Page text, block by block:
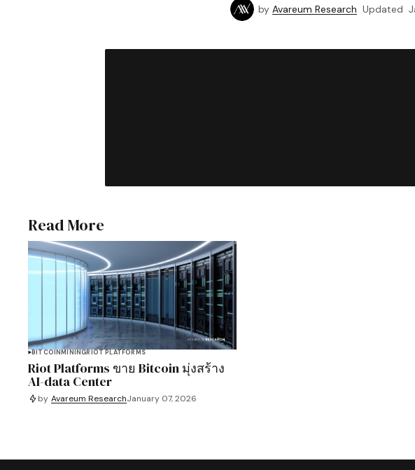
by Avareum Research Updated
Read More
BITCOIN MININGRIOT PLATFORMS
Riot Platforms ขาย Bitcoin มุ่งสร้าง
AI-data Center
by Avareum ResearchJanuary 07, 2026